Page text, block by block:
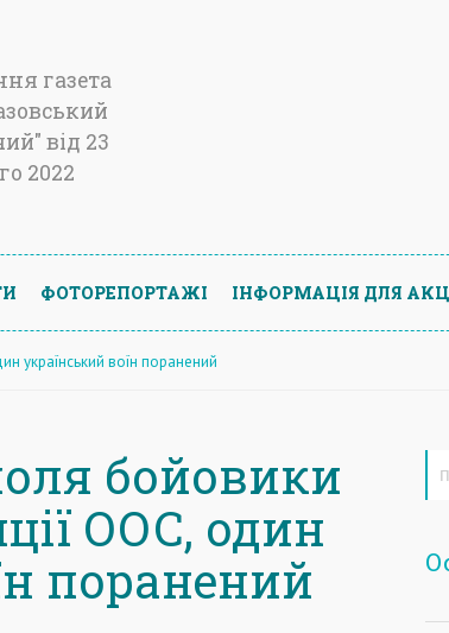
газета
від 23
2022
ФОТОРЕПОРТАЖІ ІНФОРМАЦIЯ ДЛЯ
український воїн поранений
бойовики
ООС, один
поранений